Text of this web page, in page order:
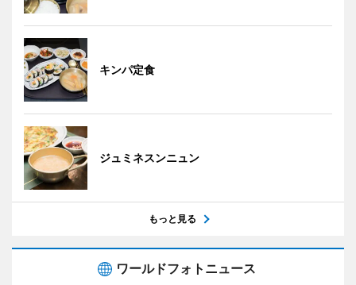
キンパ定食
ジュミネスンニュン
もっと見る
ワールドフォトニュース